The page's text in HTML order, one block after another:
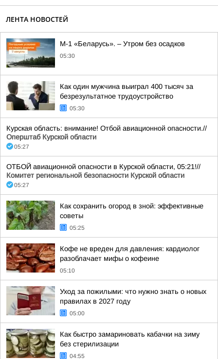
ЛЕНТА НОВОСТЕЙ
М-1 «Беларусь». – Утром без осадков
05:30
Как один мужчина выиграл 400 тысяч за
безрезультатное трудоустройство
05:30
Курская область: внимание! Отбой авиационной опасности.//
Оперштаб Курской области
05:27
ОТБОЙ авиационной опасности в Курской области, 05:21!//
Комитет региональной безопасности Курской области
05:27
Как сохранить огород в зной: эффективные
советы
05:25
Кофе не вреден для давления: кардиолог
разоблачает мифы о кофеине
05:10
Уход за пожилыми: что нужно знать о новых
правилах в 2027 году
05:00
Как быстро замариновать кабачки на зиму
без стерилизации
04:55